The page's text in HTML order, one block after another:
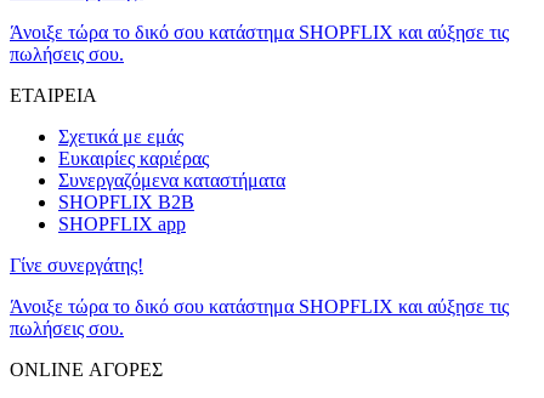
Άνοιξε τώρα το δικό σου κατάστημα SHOPFLIX και αύξησε τις
πωλήσεις σου.
ΕΤΑΙΡΕΙΑ
Σχετικά με εμάς
Ευκαιρίες καριέρας
Συνεργαζόμενα καταστήματα
SHOPFLIX B2B
SHOPFLIX app
Γίνε συνεργάτης!
Άνοιξε τώρα το δικό σου κατάστημα SHOPFLIX και αύξησε τις
πωλήσεις σου.
ONLINE ΑΓΟΡΕΣ